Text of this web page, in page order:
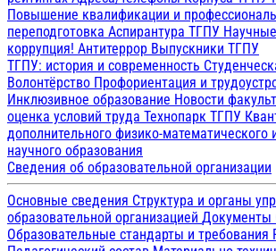
Повышение квалификации и
переподготовка Аспирантура ТГПУ
коррупция! Антитеррор Выпускники ТГПУ
ТГПУ: история и современность
Волонтёрство Профориентация и
Инклюзивное образование Новости
оценка условий труда Технопарк ТГПУ
дополнительного физико-математического
научного образования
Сведения об образовательной организации
Основные сведения Структура и органы
образовательной организацией Документы
Образовательные стандарты и требования